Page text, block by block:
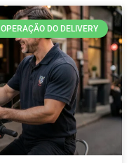
OPERAÇÃO DO DELIVERY